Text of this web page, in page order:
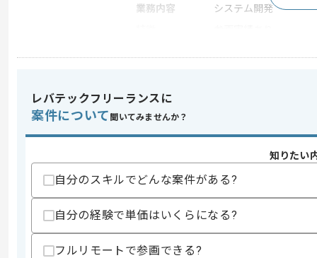
業務内容
システム開発
スキル
・システム要件定義の経験(3年以上)
・英語でのコミュニケーション経験
スキルに不安がある方へ
上記に似た経験やスキルをお持ちであれば申
レバテックフリーランスに
案件について 聞いてみませんか？
知りたい
自分のスキルでどんな案件がある?
自分の経験で単価はいくらになる?
フルリモートで参画できる?